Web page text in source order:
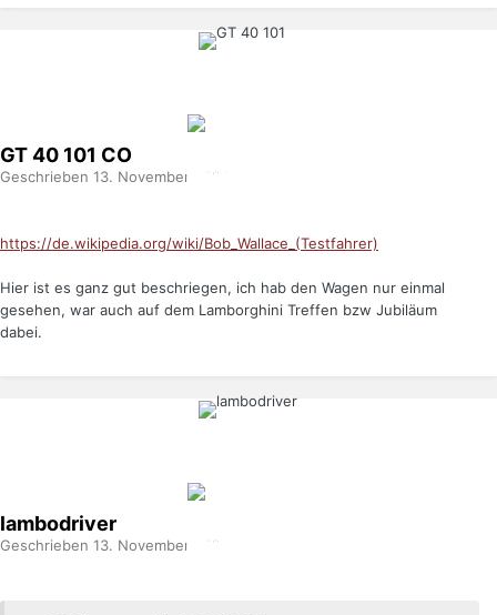
GT 40 101 CO
Geschrieben 13. November 2020
https://de.wikipedia.org/wiki/Bob_Wallace_(Testfahrer)
Hier ist es ganz gut beschriegen, ich hab den Wagen nur einmal
gesehen, war auch auf dem Lamborghini Treffen bzw Jubiläum
dabei.
lambodriver
Geschrieben 13. November 2020